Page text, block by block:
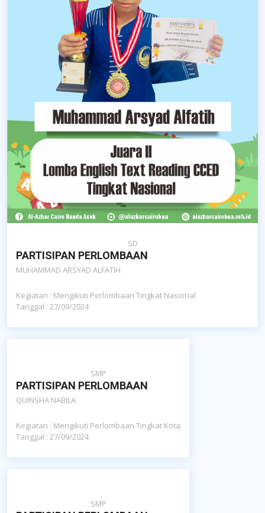
SD
PARTISIPAN PERLOMBAAN
MUHAMMAD ARSYAD ALFATIH
Kegiatan : Mengikuti Perlombaan Tingkat Nasional
Tanggal : 27/09/2024
SMP
PARTISIPAN PERLOMBAAN
QUINSHA NABILA
Kegiatan : Mengikuti Perlombaan Tingkat Kota
Tanggal : 27/09/2024
SMP